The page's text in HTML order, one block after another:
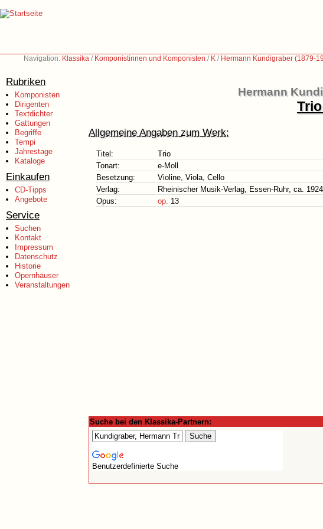
Navigation: Klassika / Komponistinnen und Komponisten / K / Hermann Kundigraber (1879-
Rubriken
Komponisten
Dirigenten
Textdichter
Gattungen
Begriffe
Tempi
Jahrestage
Kataloge
Einkaufen
CD-Tipps
Angebote
Service
Suchen
Kontakt
Impressum
Datenschutz
Historie
Opernhäuser
Veranstaltungen
Hermann
Allgemeine Angaben zum Werk:
Titel:
Trio
Tonart:
e-Moll
Besetzung:
Violine, Viola, Cello
Verlag:
Rheinischer Musik-Verlag, Essen-Ruhr, ca. 1924
Opus:
op. 13
Suche bei den Klassika-Partnern:
Benutzerdefinierte Suche